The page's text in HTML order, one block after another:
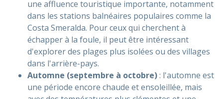
une affluence touristique importante, notamment
dans les stations balnéaires populaires comme la
Costa Smeralda. Pour ceux qui cherchent à
échapper à la foule, il peut être intéressant
d'explorer des plages plus isolées ou des villages
dans l'arrière-pays.
Automne (septembre à octobre): l'automne est
une période encore chaude et ensoleillée, mais